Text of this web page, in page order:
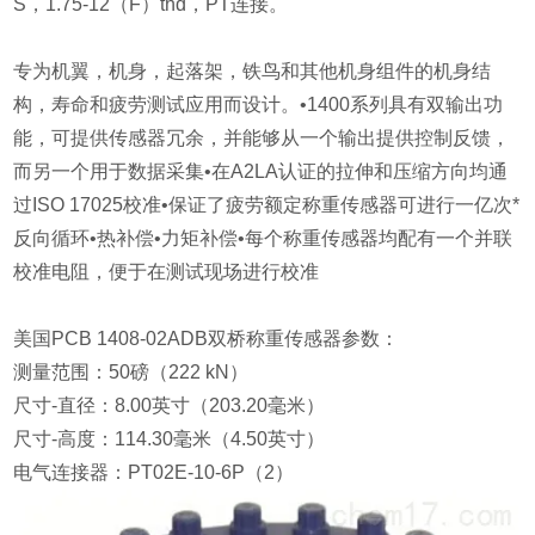
专为机翼，机身，起落架，铁鸟和其他机身组件的机身结
构，寿命和疲劳测试应用而设计。•1400系列具有双输出功
能，可提供传感器冗余，并能够从一个输出提供控制反馈，
而另一个用于数据采集•在A2LA认证的拉伸和压缩方向均通
过ISO 17025校准•保证了疲劳额定称重传感器可进行一亿次*
反向循环•热补偿•力矩补偿•每个称重传感器均配有一个并联
校准电阻，便于在测试现场进行校准
美国PCB 1408-02ADB双桥称重传感器参数：
测量范围：50磅（222 kN）
尺寸-直径：8.00英寸（203.20毫米）
尺寸-高度：114.30毫米（4.50英寸）
电气连接器：PT02E-10-6P（2）